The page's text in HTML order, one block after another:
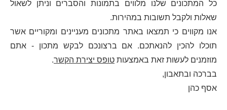
כל המתכונים שלנו מלווים בתמונות והסברים וניתן לשאול
שאלות ולקבל תשובות במהירות.
אנו מקווים כי תמצאו באתר מתכונים מעניינים ומקוריים אשר
תוכלו להכין להנאתכם. אם ברצונכם לבקש מתכון - אתם
מוזמנים לעשות זאת באמצעות טופס יצירת הקשר.
בברכה ובתאבון,
אסף כהן